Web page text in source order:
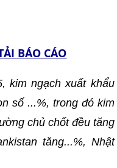
BÁO CÁO
kim ngạch xuất khẩu
số ...%, trong đó kim
chủ chốt đều tăng
tăng...%, Nhật